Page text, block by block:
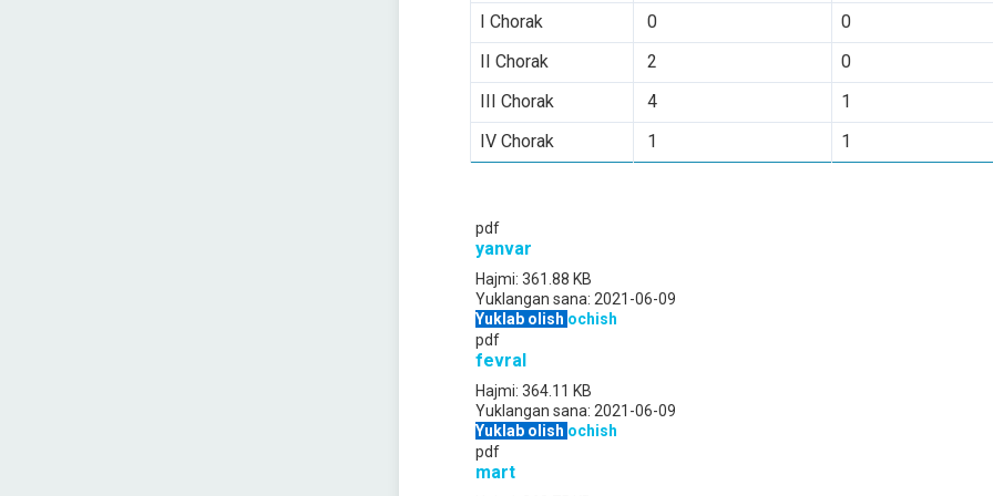
I Chorak
0 0
II Chorak
2 0
III Chorak
4 1
IV Chorak
1 1
pdf
yanvar
Hajmi: 361.88 KB
Yuklangan sana: 2021-06-09
Yuklab olish ochish
pdf
fevral
Hajmi: 364.11 KB
Yuklangan sana: 2021-06-09
Yuklab olish ochish
pdf
mart